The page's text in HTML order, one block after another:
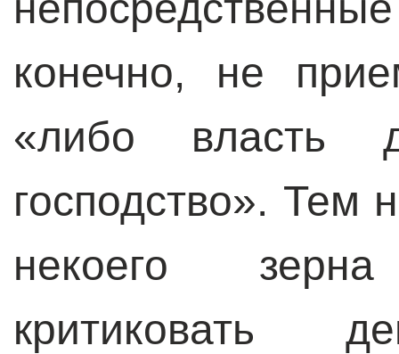
конечно, не
«либо власть
господство». Тем
некоего
критиковать